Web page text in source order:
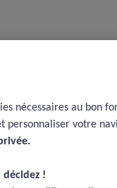
nécessaires au bon
personnaliser votre
décidez !​